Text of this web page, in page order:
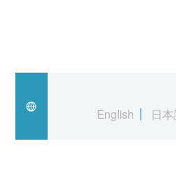
スポーツ・東京2020English
日